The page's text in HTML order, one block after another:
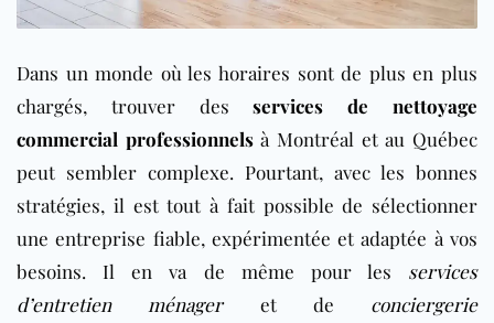
Dans un monde où les horaires sont de plus en plus
chargés, trouver desservices de nettoyage
commercial professionnelsà Montréal et au Québec
peut sembler complexe. Pourtant, avec les bonnes
stratégies, il est tout à fait possible de sélectionner
une entreprise fiable, expérimentée et adaptée à vos
besoins. Il en va de même pour les services
d’entretien ménageret de conciergerie